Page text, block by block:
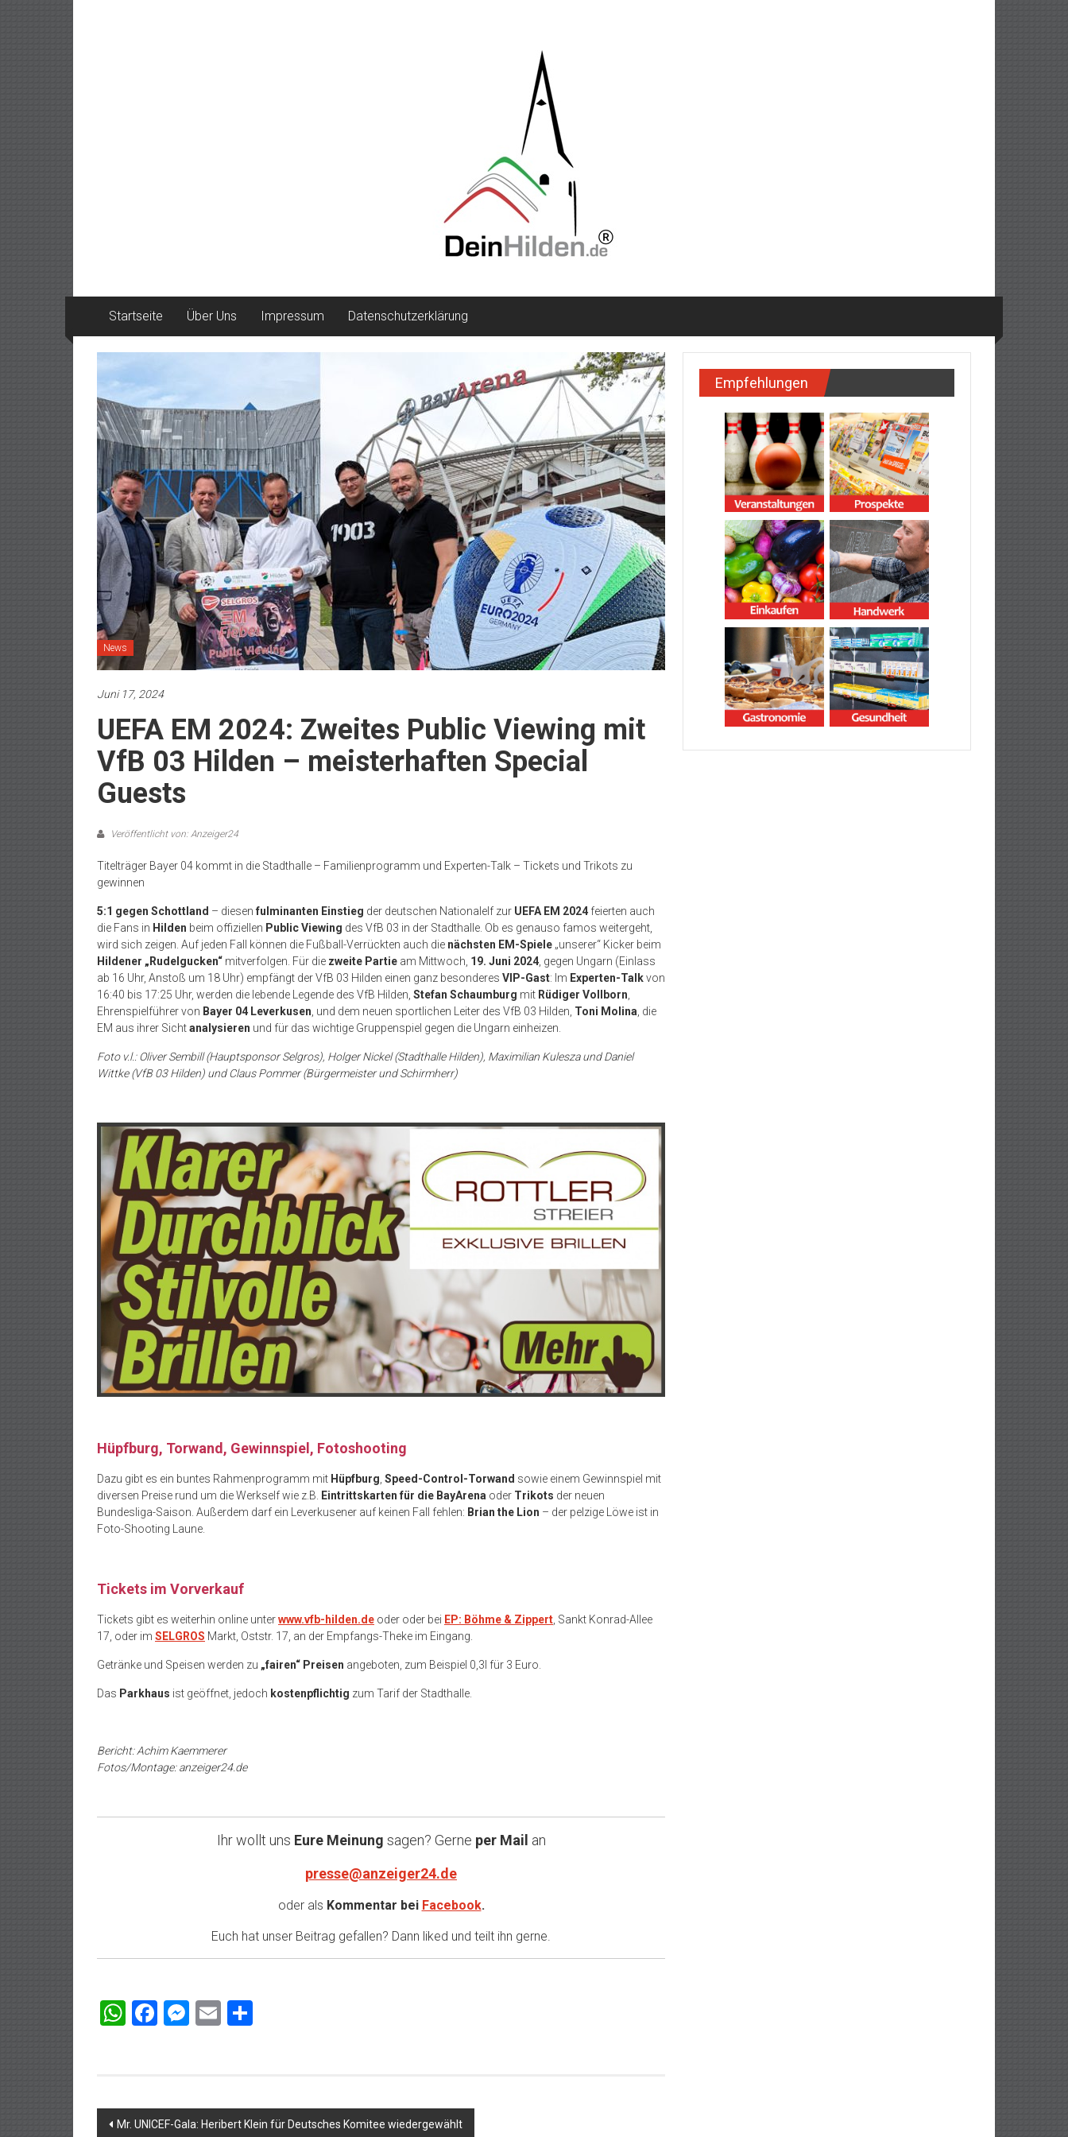
Startseite Über Uns Impressum Datenschutzerklärung
News
Juni 17, 2024
UEFA EM 2024: Zweites Public Viewing mit
VfB 03 Hilden – meisterhaften Special
Guests
Veröffentlicht von: Anzeiger24
Titelträger Bayer 04 kommt in die Stadthalle – Familienprogramm und Experten-Talk – Tickets und Trikots zu
gewinnen
5:1 gegen Schottland – diesen fulminanten Einstieg der deutschen Nationalelf zur UEFA EM 2024 feierten auch
die Fans in Hilden beim offiziellen Public Viewing des VfB 03 in der Stadthalle. Ob es genauso famos weitergeht,
wird sich zeigen. Auf jeden Fall können die Fußball-Verrückten auch die nächsten EM-Spiele „unserer“ Kicker beim
Hildener „Rudelgucken“ mitverfolgen. Für die zweite Partie am Mittwoch, 19. Juni 2024 , gegen Ungarn (Einlass
ab 16 Uhr, Anstoß um 18 Uhr) empfängt der VfB 03 Hilden einen ganz besonderes VIP-Gast: Im Experten-Talkvon
16:40 bis 17:25 Uhr, werden die lebende Legende des VfB Hilden, Stefan Schaumburg mit Rüdiger Vollborn
Ehrenspielführer von Bayer 04 Leverkusen , und dem neuen sportlichen Leiter des VfB 03 Hilden, Toni Molina , die
EM aus ihrer Sichtanalysieren und für das wichtige Gruppenspiel gegen die Ungarn einheizen.
Foto v.l.: Oliver Sembill (Hauptsponsor Selgros), Holger Nickel (Stadthalle Hilden), Maximilian Kulesza und Daniel
Wittke (VfB 03 Hilden) und Claus Pommer (Bürgermeister und Schirmherr)
Hüpfburg, Torwand, Gewinnspiel, Fotoshooting
Dazu gibt es ein buntes Rahmenprogramm mit Hüpfburg Speed-Control-Torwand sowie einem Gewinnspiel mit
diversen Preise rund um die Werkself wie z.B.
Eintrittskarten für die BayArena oder Trikots der neuen
Bundesliga-Saison. Außerdem darf ein Leverkusener auf keinen Fall fehlen: Brian the Lion – der pelzige Löwe ist in
Foto-Shooting Laune.
Tickets im Vorverkauf
Tickets gibt es weiterhin online unterwww.vfb-hilden.de oder oder bei EP: Böhme & Zippert , Sankt Konrad-Allee
17, oder im SELGROS Markt, Oststr. 17, an der Empfangs-Theke im Eingang.
Getränke und Speisen werden zu „fairen“ Preisen angeboten, zum Beispiel 0,3l für 3 Euro.
Das Parkhaus ist geöffnet, jedoch kostenpflichtig zum Tarif der Stadthalle.
Bericht: Achim Kaemmerer
Fotos/Montage: anzeiger24.de
Ihr wollt uns Eure Meinung sagen? Gerne per Mail an
presse@anzeiger24.de
oder als Kommentar bei Facebook.
Euch hat unser Beitrag gefallen? Dann liked und teilt ihn gerne.
WhatsApp
Facebook
Messenger
Email
Beitragsnavigation
Mr. UNICEF-Gala: Heribert Klein für Deutsches Komitee wiedergewählt
Empfehlungen